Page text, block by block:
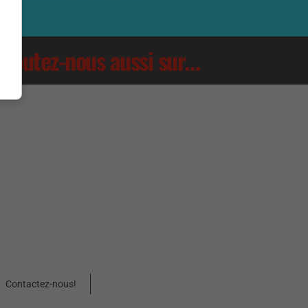
Écoutez-nous aussi sur…
Contactez-nous!